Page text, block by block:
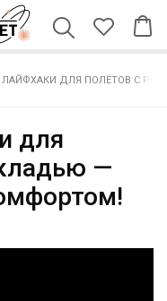
ЛАЙФХАКИ ДЛЯ ПОЛЁТОВ С
для
—